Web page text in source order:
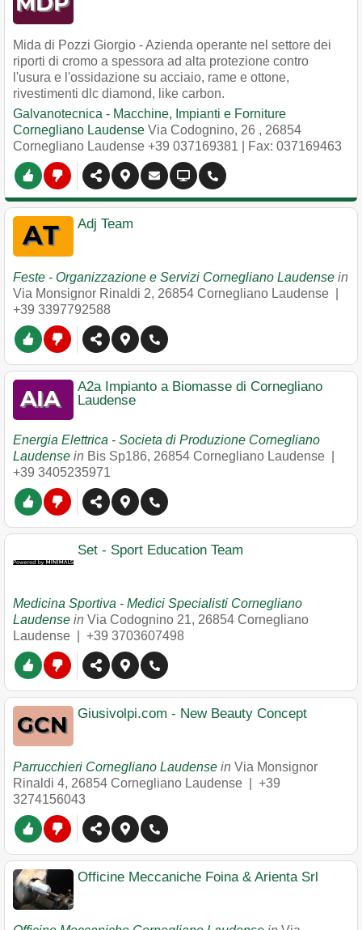
Mida di Pozzi Giorgio - Azienda operante nel settore dei
riporti di cromo a spessora ad alta protezione contro
l'usura e l'ossidazione su acciaio, rame e ottone,
rivestimenti dlc diamond, like carbon.
Galvanotecnica - Macchine, Impianti e Forniture
Cornegliano Laudense Via Codognino, 26 , 26854
Cornegliano Laudense +39 037169381 | Fax: 037169463
Adj Team
Feste - Organizzazione e Servizi Cornegliano Laudense in
Via Monsignor Rinaldi 2, 26854 Cornegliano Laudense
+39 3397792588
A2a Impianto a Biomasse di Cornegliano
Laudense
Energia Elettrica - Societa di Produzione Cornegliano
Laudense in Bis Sp186, 26854 Cornegliano Laudense
+39 3405235971
Set - Sport Education Team
Medicina Sportiva - Medici Specialisti Cornegliano
Laudense in Via Codognino 21, 26854 Cornegliano
Laudense
+39 3703607498
Giusivolpi.com - New Beauty Concept
Parrucchieri Cornegliano Laudense in Via Monsignor
Rinaldi 4, 26854 Cornegliano Laudense
+39
3274156043
Officine Meccaniche Foina & Arienta Srl